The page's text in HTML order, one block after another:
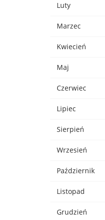
Luty
Marzec
Kwiecień
Maj
Czerwiec
Lipiec
Sierpień
Wrzesień
Październik
Listopad
Grudzień